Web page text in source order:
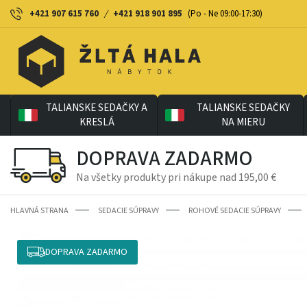
+421 907 615 760 / +421 918 901 895 (Po - Ne 09:00-17:30)
TALIANSKE SEDAČKY A
KRESLÁ
TALIANSKE SEDAČKY
NA MIERU
DOPRAVA ZADARMO
Na všetky produkty pri nákupe nad 195,00 €
HLAVNÁ STRANA SEDACIE SÚPRAVY ROHOVÉ SEDACIE SÚPRAVY
DOPRAVA ZADARMO